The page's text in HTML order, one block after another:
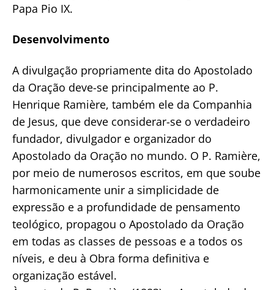
Papa Pio IX.
Desenvolvimento
A divulgação propriamente dita do Apostolado
da Oração deve-se principalmente ao P.
Henrique Ramière, também ele da Companhia
de Jesus, que deve considerar-se o verdadeiro
fundador, divulgador e organizador do
Apostolado da Oração no mundo. O P. Ramière,
por meio de numerosos escritos, em que soube
harmonicamente unir a simplicidade de
expressão e a profundidade de pensamento
teológico, propagou o Apostolado da Oração
em todas as classes de pessoas e a todos os
níveis, e deu à Obra forma definitiva e
organização estável.